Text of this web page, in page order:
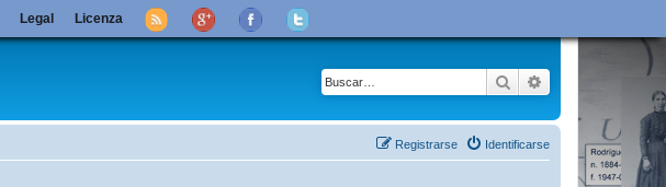
Buscar Búsqueda
Identificarse
Registrarse
Legal Licenza